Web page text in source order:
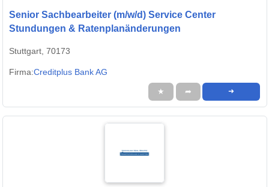
Senior Sachbearbeiter (m/w/d) Service Center
Stundungen & Ratenplanänderungen
Stuttgart, 70173
Firma:Creditplus Bank AG
★ ➦ ➜